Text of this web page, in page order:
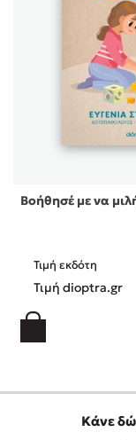
Βοήθησέ με να
Τιμή εκδότη
Τιμή dioptra.gr
Κάνε